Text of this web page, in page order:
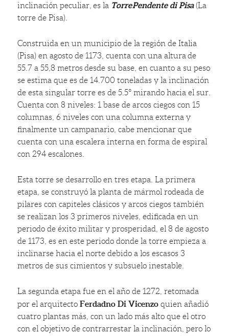
inclinación peculiar, es la TorrePendente di Pisa (La
torre de Pisa).
Construida en un municipio de la región de Italia
(Pisa) en agosto de 1173, cuenta con una altura de
55.7 a 55,8 metros desde su base, en cuanto a su peso
se estima que es de 14.700 toneladas y la inclinación
de esta singular torre es de 5.5º mirando hacia el sur.
Cuenta con 8 niveles: 1 base de arcos ciegos con 15
columnas, 6 niveles con una columna externa y
finalmente un campanario, cabe mencionar que
cuenta con una escalera interna en forma de espiral
con 294 escalones.
Esta torre se desarrollo en tres etapa. La primera
etapa, se construyó la planta de mármol rodeada de
pilares con capiteles clásicos y arcos ciegos también
se realizan los 3 primeros niveles, edificada en un
periodo de éxito militar y prosperidad, el 8 de agosto
de 1173, es en este periodo donde la torre empieza a
inclinarse hacia el norte debido a los escasos 3
metros de sus cimientos y subsuelo inestable.
La segunda etapa fue en el año de 1272, retomada
por el arquitectoFerdadno Di Vicenzo quien añadió
cuatro plantas más, con un lado más alto que el otro
con el objetivo de contrarrestar la inclinación, pero lo